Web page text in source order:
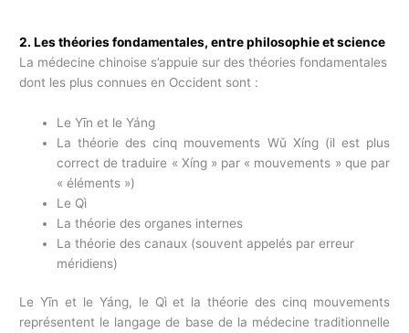
2. Les théories fondamentales, entre philosophie et science
La médecine chinoise s’appuie sur des théories fondamentales
dont les plus connues en Occident sont :
Le Yīn et le Yáng
La théorie des cinq mouvements Wǔ Xíng (il est plus
correct de traduire « Xíng » par « mouvements » que par
« éléments »)
Le Qì
La théorie des organes internes
La théorie des canaux (souvent appelés par erreur
méridiens)
Le Yīn et le Yáng, le Qì et la théorie des cinq mouvements
représentent le langage de base de la médecine traditionnelle